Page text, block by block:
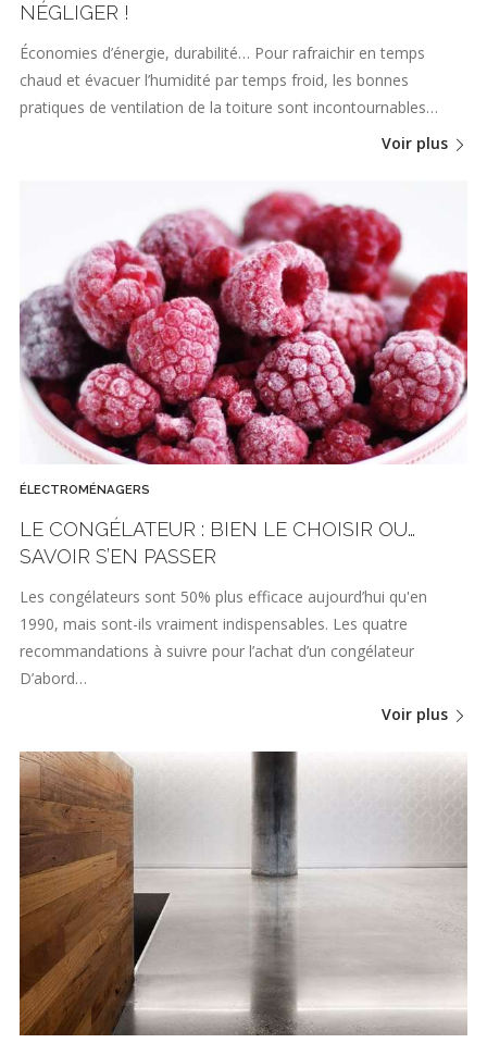
NÉGLIGER !
Économies d’énergie, durabilité… Pour rafraichir en temps
chaud et évacuer l’humidité par temps froid, les bonnes
pratiques de ventilation de la toiture sont incontournables…
Voir plus
ÉLECTROMÉNAGERS
LE CONGÉLATEUR : BIEN LE CHOISIR OU…
SAVOIR S’EN PASSER
Les congélateurs sont 50% plus efficace aujourd’hui qu'en
1990, mais sont-ils vraiment indispensables. Les quatre
recommandations à suivre pour l’achat d’un congélateur
D’abord…
Voir plus